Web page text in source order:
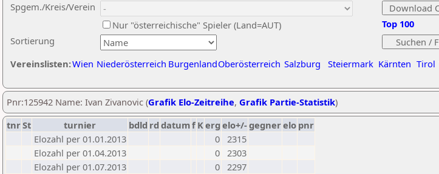
Sortierung
Spgem./Kreis/Verein
Nur "österreichische" Spieler (Land=AUT)
Vereinslisten:Wien Niederösterreich BurgenlandOberösterreich Salzburg Steiermark Kärnten Tirol
Top 100
Pnr:125942 Name: Ivan Zivanovic (Grafik Elo-Zeitreihe, Grafik Partie-Statistik)
tnrSt turnier bdld rd datumf Kerg elo+/-gegnerelo pnr
Elozahl per 01.01.2013
0 2315
Elozahl per 01.04.2013
0 2303
Elozahl per 01.07.2013
0 2297